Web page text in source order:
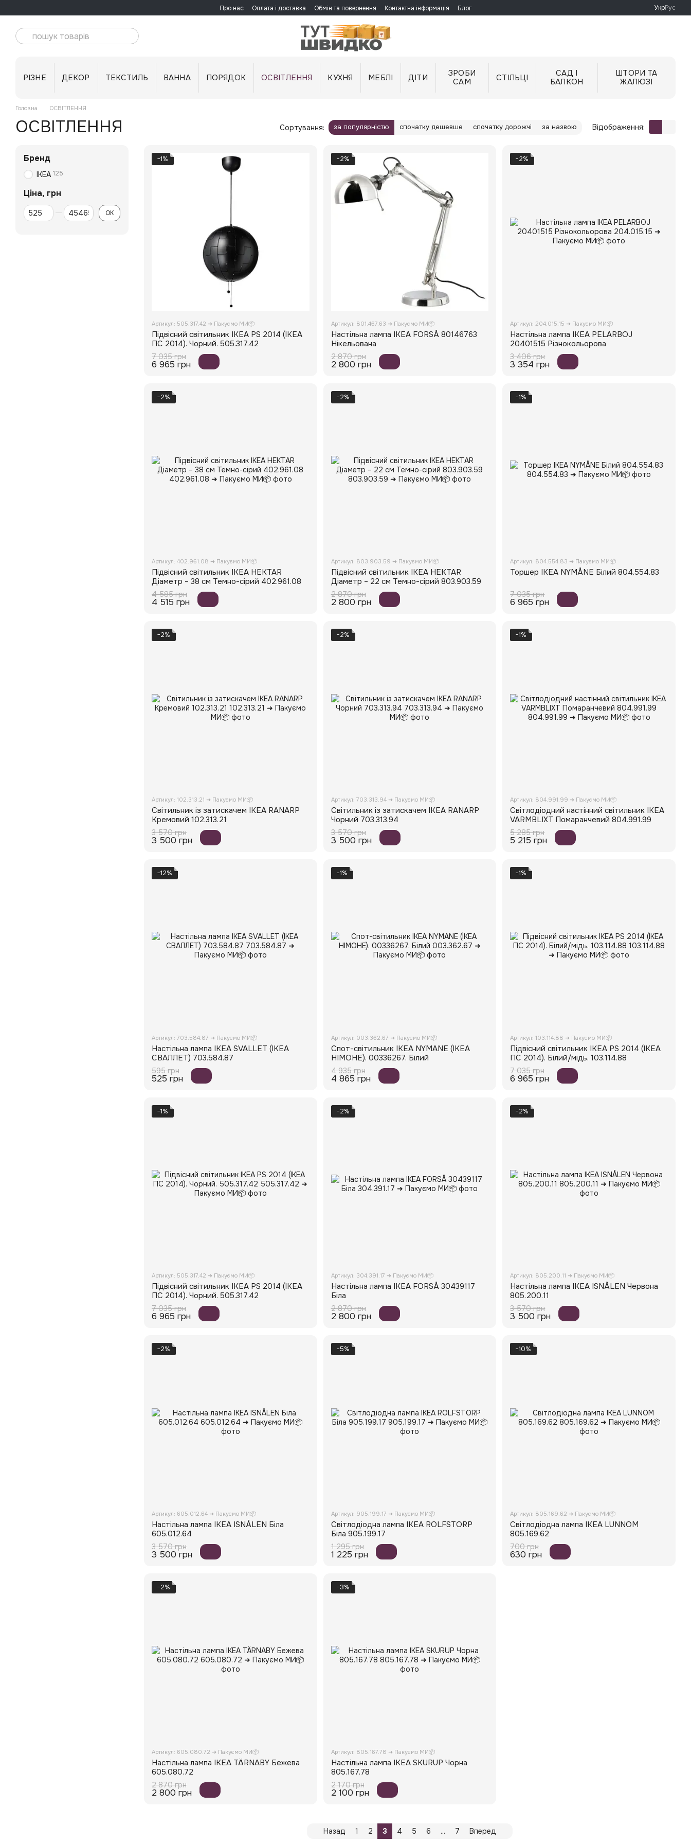
Про нас Оплата і доставка Обмін та повернення Контактна інформація Блог УкрРус
РІЗНЕ ДЕКОР ТЕКСТИЛЬ ВАННА ПОРЯДОК ОСВІТЛЕННЯ КУХНЯ МЕБЛІ ДІТИ
ЗРОБИ
САМ
СТІЛЬЦІ
САД І
БАЛКОН
ШТОРИ ТА
ЖАЛЮЗІ
Головна ОСВІТЛЕННЯ
ОСВІТЛЕННЯ Сортування: за популярністю спочатку дешевше спочатку дорожчі за назвою Відображення:
−1%
Артикул: 505.317.42 ➜ Пакуємо МИ📦
Підвісний світильник IKEA PS 2014 (ІКЕА
ПС 2014). Чорний. 505.317.42
7 035 грн
6 965 грн
−2%
Артикул: 801.467.63 ➜ Пакуємо МИ📦
Настільна лампа IKEA FORSÅ 80146763
Нікельована
2 870 грн
2 800 грн
−2%
Артикул: 204.015.15 ➜ Пакуємо МИ📦
Настільна лампа IKEA PELARBOJ
20401515 Різнокольорова
3 406 грн
3 354 грн
−2%
Артикул: 402.961.08 ➜ Пакуємо МИ📦
Підвісний світильник IKEA HEKTAR
Діаметр – 38 см Темно-сірий 402.961.08
4 585 грн
4 515 грн
−2%
Артикул: 803.903.59 ➜ Пакуємо МИ📦
Підвісний світильник IKEA HEKTAR
Діаметр – 22 см Темно-сірий 803.903.59
2 870 грн
2 800 грн
−1%
Артикул: 804.554.83 ➜ Пакуємо МИ📦
Торшер IKEA NYMÅNE Білий 804.554.83
7 035 грн
6 965 грн
−2%
Артикул: 102.313.21 ➜ Пакуємо МИ📦
Світильник із затискачем IKEA RANARP
Кремовий 102.313.21
3 570 грн
3 500 грн
−2%
Артикул: 703.313.94 ➜ Пакуємо МИ📦
Світильник із затискачем IKEA RANARP
Чорний 703.313.94
3 570 грн
3 500 грн
−1%
Артикул: 804.991.99 ➜ Пакуємо МИ📦
Світлодіодний настінний світильник IKEA
VARMBLIXT Помаранчевий 804.991.99
5 285 грн
5 215 грн
−12%
Артикул: 703.584.87 ➜ Пакуємо МИ📦
Настільна лампа IKEA SVALLET (ІКЕА
СВАЛЛЕТ) 703.584.87
595 грн
525 грн
−1%
Артикул: 003.362.67 ➜ Пакуємо МИ📦
Спот-світильник IKEA NYMANE (ІКЕА
НІМОНЕ). 00336267. Білий
4 935 грн
4 865 грн
−1%
Артикул: 103.114.88 ➜ Пакуємо МИ📦
Підвісний світильник IKEA PS 2014 (ІКЕА
ПС 2014). Білий/мідь. 103.114.88
7 035 грн
6 965 грн
−1%
Артикул: 505.317.42 ➜ Пакуємо МИ📦
Підвісний світильник IKEA PS 2014 (ІКЕА
ПС 2014). Чорний. 505.317.42
7 035 грн
6 965 грн
−2%
Артикул: 304.391.17 ➜ Пакуємо МИ📦
Настільна лампа IKEA FORSÅ 30439117
Біла
2 870 грн
2 800 грн
−2%
Артикул: 805.200.11 ➜ Пакуємо МИ📦
Настільна лампа IKEA ISNÅLEN Червона
805.200.11
3 570 грн
3 500 грн
−2%
Артикул: 605.012.64 ➜ Пакуємо МИ📦
Настільна лампа IKEA ISNÅLEN Біла
605.012.64
3 570 грн
3 500 грн
−5%
Артикул: 905.199.17 ➜ Пакуємо МИ📦
Світлодіодна лампа IKEA ROLFSTORP
Біла 905.199.17
1 295 грн
1 225 грн
−10%
Артикул: 805.169.62 ➜ Пакуємо МИ📦
Світлодіодна лампа IKEA LUNNOM
805.169.62
700 грн
630 грн
−2%
Артикул: 605.080.72 ➜ Пакуємо МИ📦
Настільна лампа IKEA TÄRNABY Бежева
605.080.72
2 870 грн
2 800 грн
−3%
Артикул: 805.167.78 ➜ Пакуємо МИ📦
Настільна лампа IKEA SKURUP Чорна
805.167.78
2 170 грн
2 100 грн
Назад 1 2 3 4 5 6 ... 7 Вперед
Бренд
IKEA 125
Ціна, грн
Від Ціна, грн
До Ціна, грн ОК